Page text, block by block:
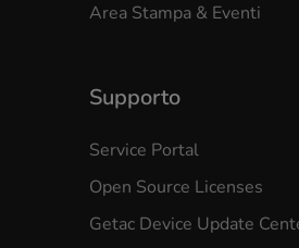
Area Stampa & Eventi
Supporto
Service Portal
Open Source Licenses
Getac Device Update